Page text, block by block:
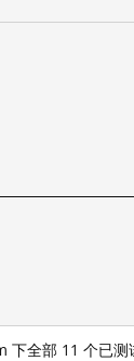
下全部 11 个已